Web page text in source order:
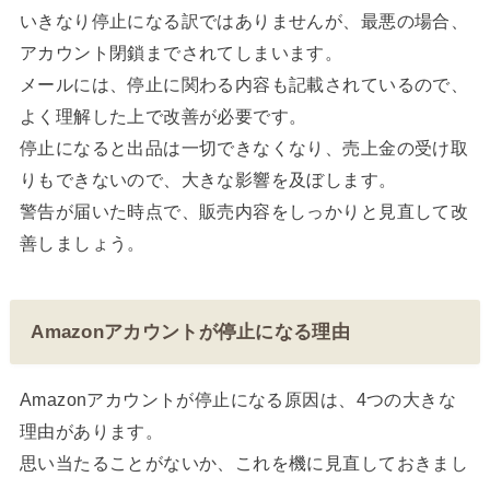
いきなり停止になる訳ではありませんが、最悪の場合、
アカウント閉鎖までされてしまいます。
メールには、停止に関わる内容も記載されているので、
よく理解した上で改善が必要です。
停止になると出品は一切できなくなり、売上金の受け取
りもできないので、大きな影響を及ぼします。
警告が届いた時点で、販売内容をしっかりと見直して改
善しましょう。
Amazonアカウントが停止になる理由
Amazonアカウントが停止になる原因は、4つの大きな
理由があります。
思い当たることがないか、これを機に見直しておきまし